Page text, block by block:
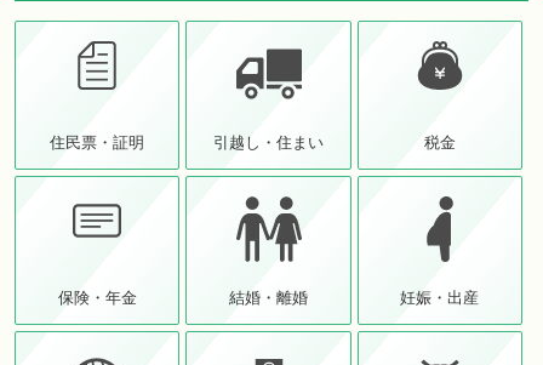
住民票・証明 引越し・住まい 税金
保険・年金 結婚・離婚 妊娠・出産